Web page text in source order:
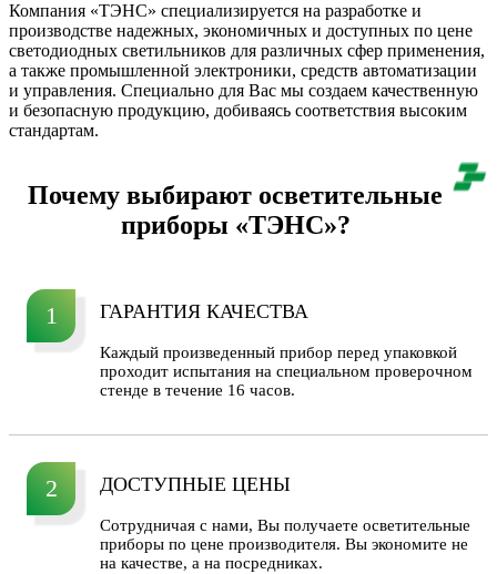
Компания «ТЭНС» специализируется на разработке и
производстве надежных, экономичных и доступных по цене
светодиодных светильников для различных сфер применения,
а также промышленной электроники, средств автоматизации
и управления. Специально для Вас мы создаем качественную
и безопасную продукцию, добиваясь соответствия высоким
стандартам.
Почему выбирают осветительные
приборы «ТЭНС»?
1 ГАРАНТИЯ КАЧЕСТВА
Каждый произведенный прибор перед упаковкой
проходит испытания на специальном проверочном
стенде в течение 16 часов.
2 ДОСТУПНЫЕ ЦЕНЫ
Сотрудничая с нами, Вы получаете осветительные
приборы по цене производителя. Вы экономите не
на качестве, а на посредниках.